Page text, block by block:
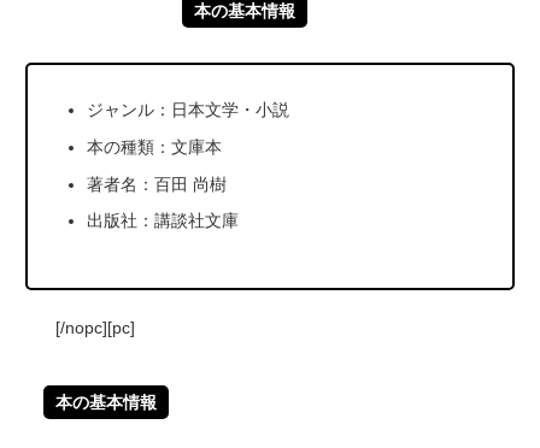
本の基本情報
ジャンル：日本文学・小説
本の種類：文庫本
著者名：百田 尚樹
出版社：講談社文庫
[/nopc][pc]
本の基本情報